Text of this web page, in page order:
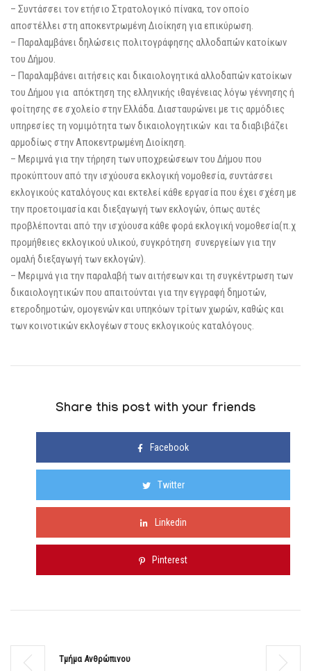
– Συντάσσει τον ετήσιο Στρατολογικό πίνακα, τον οποίο
αποστέλλει στη αποκεντρωμένη Διοίκηση για επικύρωση.
– Παραλαμβάνει δηλώσεις πολιτογράφησης αλλοδαπών κατοίκων
του Δήμου.
– Παραλαμβάνει αιτήσεις και δικαιολογητικά αλλοδαπών κατοίκων
του Δήμου για απόκτηση της ελληνικής ιθαγένειας λόγω γέννησης ή
φοίτησης σε σχολείο στην Ελλάδα. Διασταυρώνει με τις αρμόδιες
υπηρεσίες τη νομιμότητα των δικαιολογητικών και τα διαβιβάζει
αρμοδίως στην Αποκεντρωμένη Διοίκηση.
– Μεριμνά για την τήρηση των υποχρεώσεων του Δήμου που
προκύπτουν από την ισχύουσα εκλογική νομοθεσία, συντάσσει
εκλογικούς καταλόγους και εκτελεί κάθε εργασία που έχει σχέση με
την προετοιμασία και διεξαγωγή των εκλογών, όπως αυτές
προβλέπονται από την ισχύουσα κάθε φορά εκλογική νομοθεσία(π.χ
προμήθειες εκλογικού υλικού, συγκρότηση συνεργείων για την
ομαλή διεξαγωγή των εκλογών).
– Μεριμνά για την παραλαβή των αιτήσεων και τη συγκέντρωση των
δικαιολογητικών που απαιτούνται για την εγγραφή δημοτών,
ετεροδημοτών, ομογενών και υπηκόων τρίτων χωρών, καθώς και
των κοινοτικών εκλογέων στους εκλογικούς καταλόγους.
Share this post with your friends
Facebook
Twitter
Linkedin
Pinterest
Τμήμα Ανθρώπινου